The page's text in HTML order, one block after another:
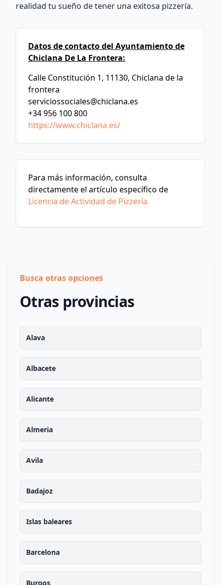
realidad tu sueño de tener una exitosa pizzería.
Datos de contacto del Ayuntamiento de
Chiclana De La Frontera:
Calle Constitución 1, 11130, Chiclana de la
frontera
serviciossociales@chiclana.es
+34 956 100 800
https://www.chiclana.es/
Para más información, consulta
directamente el artículo específico de
Licencia de Actividad de Pizzería
Busca otras opciones
Otras provincias
Alava
Albacete
Alicante
Almeria
Avila
Badajoz
Islas baleares
Barcelona
Burgos